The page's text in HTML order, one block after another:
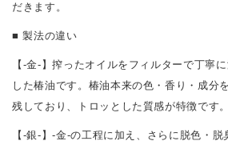
だきます。
■ 製法の違い
【-金-】搾ったオイルをフィルターで丁寧
した椿油です。椿油本来の色・香り・成分
残しており、トロッとした質感が特徴です。
【-銀-】-金-の工程に加え、さらに脱色・